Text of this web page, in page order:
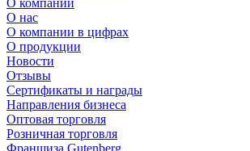
О компании
О нас
О компании в цифрах
О продукции
Новости
Отзывы
Сертификаты и награды
Направления бизнеса
Оптовая торговля
Розничная торговля
Франшиза Gutenberg